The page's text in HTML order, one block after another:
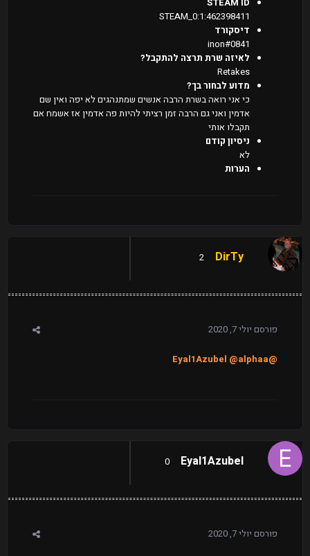
STEAM_0:1:462398411
דיסקורד
inon#0841
לאיזה שרת תרצה להתקבל?
Retakes
מדוע לבחור בך?
כי אני רואה בשרת הרבה אנשים שמתנהגים לא יפה ואין שם
אדמין ואני גם הרבה זמן רציתי להיות פה אדמין אז אשמח אם
תקבלו אותי
ניסיון קודם
לא
הערות
DirTy
2
פורסם יולי 7, 2020
@Eyal1Azubel
@alphaa
Eyal1Azubel
0
פורסם יולי 7, 2020